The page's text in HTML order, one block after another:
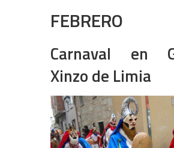
FEBRERO
Carnaval en
Xinzo de Limia